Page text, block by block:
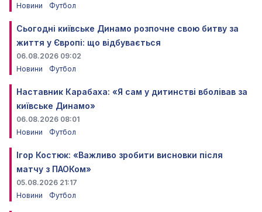
Новини
Футбол
Сьогодні київське Динамо розпочне свою битву за
життя у Європі: що відбувається
06.08.2026 09:02
Новини
Футбол
Наставник Карабаха: «Я сам у дитинстві вболівав за
київське Динамо»
06.08.2026 08:01
Новини
Футбол
Ігор Костюк: «Важливо зробити висновки після
матчу з ПАОКом»
05.08.2026 21:17
Новини
Футбол